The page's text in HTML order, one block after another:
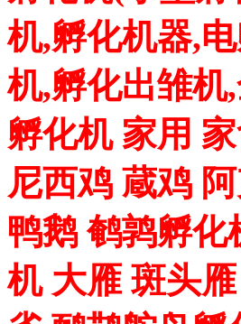
机,孵化机器,
机,孵化出雏机
孵化机 家用
尼西鸡 蔵鸡
鸭鹅 鹌鹑孵化
机 大雁 斑头